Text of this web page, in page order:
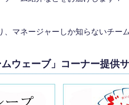
、マネージャーしか知らないチー
ウェーブ」コーナー提供